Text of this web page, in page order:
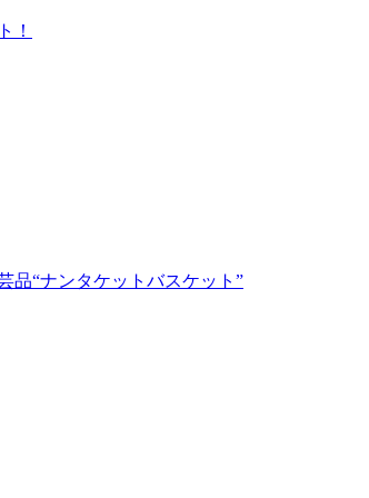
！
品“ナンタケットバスケット”